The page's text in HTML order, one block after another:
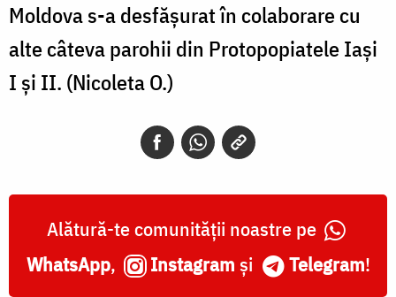
Moldova s-a desfăşurat în colaborare cu
alte câteva parohii din Protopopiatele Iaşi
I şi II. (Nicoleta O.)
Alătură-te comunității noastre pe
WhatsApp, Instagram și Telegram!